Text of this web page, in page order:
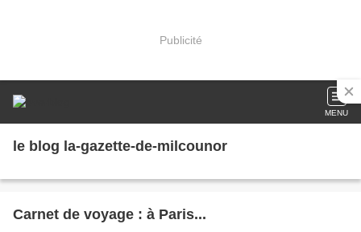
Publicité
MENU
le blog la-gazette-de-milcounor
Carnet de voyage : à Paris...